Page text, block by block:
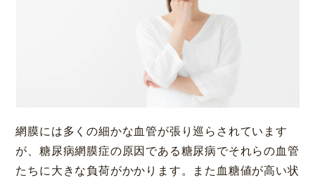
網膜には多くの細かな血管が張り巡らされています
が、糖尿病網膜症の原因である糖尿病でそれらの血管
たちに大きな負荷がかかります。また血糖値が高い状